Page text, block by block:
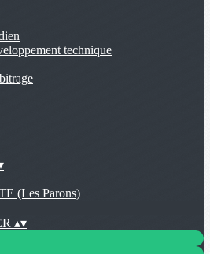
technique
(Les Parons)
▴▾